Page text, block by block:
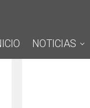
NOTICIAS